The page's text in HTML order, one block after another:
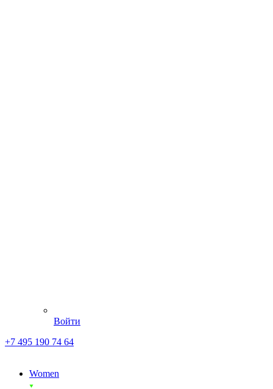
Войти
+7 495 190 74 64
Women